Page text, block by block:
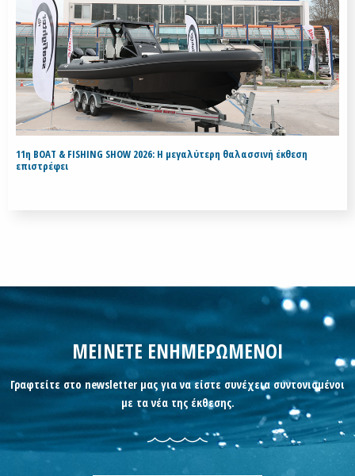
11η BOAT & FISHING SHOW 2026: Η μεγαλύτερη θαλασσινή έκθεση
επιστρέφει
ΜΕΙΝΕΤΕ ΕΝΗΜΕΡΩΜΕΝΟΙ
Γραφτείτε στο newsletter μας για να είστε συνέχεια συντονισμένοι
με τα νέα της έκθεσης.